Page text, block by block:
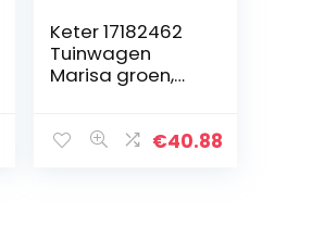
Keter 17182462
Tuinwagen
Marisa groen,
€40.88